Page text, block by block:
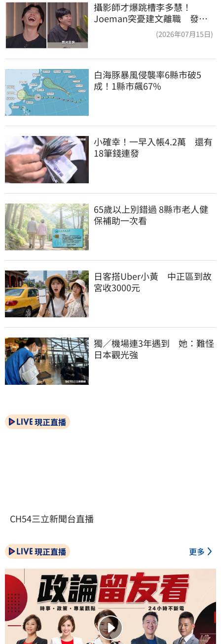
攝影師才爆跳槽李多慧！
Joeman突憂建文離職 發聲
「其實我很清楚」(2026年07月15日)
白海豚暴風侵襲率6縣市破5
成！1縣市飆67%
小確幸！一早入帳4.2萬　還有
18筆錢連發
65歲以上別錯過 8縣市老人健
保補助一次看
日客搭Uber小黃　中正區到故
宮收3000元
獨／機場連3年遇到　她：難怪
日本觀光強
現正直播
CH54三立新聞台直播
現正直播 更多